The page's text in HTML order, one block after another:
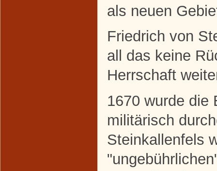
als neuen
Friedrich von
all das keine
Herrschaft
1670 wurde die
militärisch
Steinkallenfels